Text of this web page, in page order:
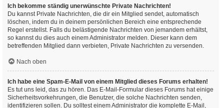
Ich bekomme ständig unerwünschte Private Nachrichten!
Du kannst Private Nachrichten, die dir ein Mitglied sendet, automatisch
löschen, indem du in deinem persönlichen Bereich eine entsprechende
Regel erstellst. Falls du belästigende Nachrichten von jemandem erhältst,
so kannst du dies auch einem Administrator melden. Dieser kann dem
betreffenden Mitglied dann verbieten, Private Nachrichten zu versenden.
Nach oben
Ich habe eine Spam-E-Mail von einem Mitglied dieses Forums erhalten!
Es tut uns leid, das zu hören. Das E-Mail-Formular dieses Forums hat einige
Sicherheitsvorkehrungen, die Benutzer, die solche Nachrichten senden,
identifizieren sollen. Du solltest einem Administrator die komplette E-Mail,